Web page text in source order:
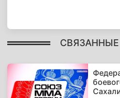
СВЯЗАННЫЕ